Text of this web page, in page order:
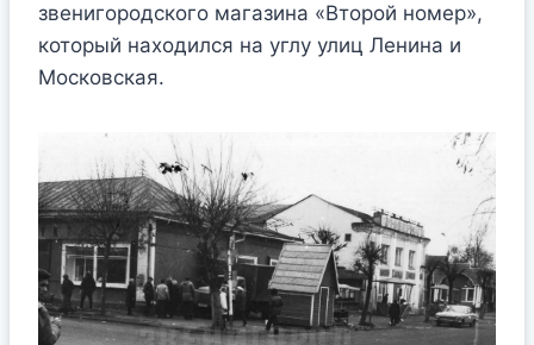
звенигородского магазина «Второй номер»,
который находился на углу улиц Ленина и
Московская.